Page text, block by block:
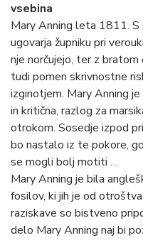
vsebina
Mary Anning leta 1811. S
ugovarja župniku pri
nje norčujejo, ter z
tudi pomen skrivnostne
izginotjem. Mary Anning
in kritična, razlog za
otrokom. Sosedje izpod
bo nastalo iz te pokore,
se mogli bolj motiti …
Mary Anning je bila
fosilov, ki jih je od
raziskave so bistveno
delo Mary Anning naj bi